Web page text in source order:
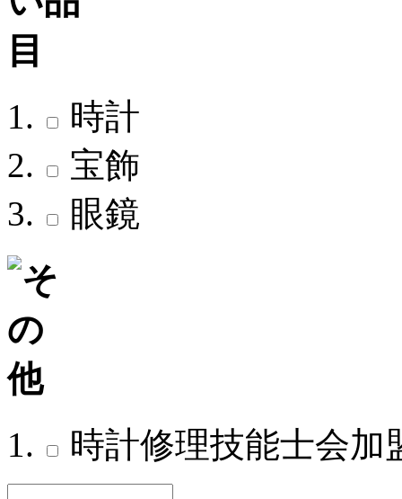
時計
宝飾
眼鏡
時計修理技能士会加